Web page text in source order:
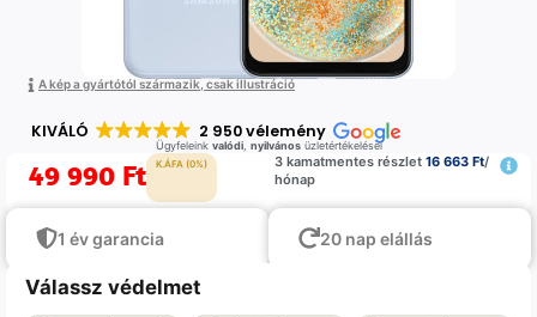
A kép a gyártótól származik, csak illustráció
KIVÁLÓ 2 950 vélemény
Ügyfeleink valódi, nyilvánosüzletértékelései
49 990 Ft K.ÁFA (0%) 3 kamatmentes részlet 16 663 Ft/
hónap
1 év garancia 20 nap elállás
Válassz védelmet